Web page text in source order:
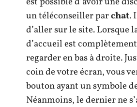
un téléconseiller parchat.
d’aller sur le site. Lorsque
d’accueil est
regarder en bas à droite.
coin de votre écran, vous
bouton ayant un symbole
Néanmoins, le dernier ne